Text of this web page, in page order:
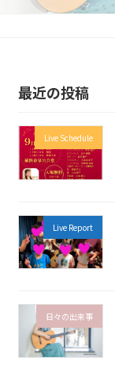
最近の投稿
Live Schedule
Live Report
日々の出来事